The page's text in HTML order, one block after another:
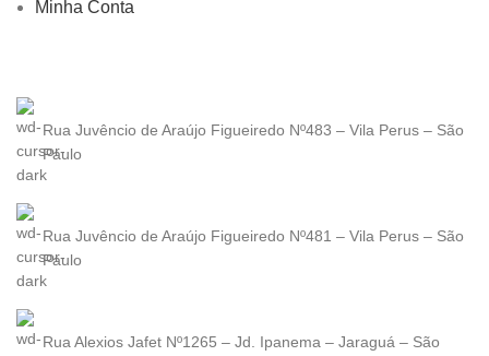
Minha Conta
Rua Juvêncio de Araújo Figueiredo Nº483 – Vila Perus – São
Paulo
Rua Juvêncio de Araújo Figueiredo Nº481 – Vila Perus – São
Paulo
Rua Alexios Jafet Nº1265 – Jd. Ipanema – Jaraguá – São